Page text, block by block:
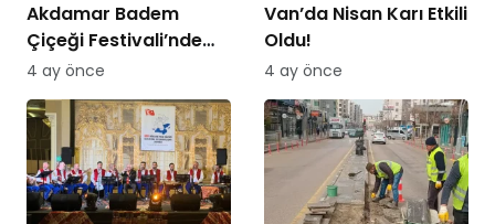
Akdamar Badem
Çiçeği Festivali’nde
Bisiklet Turu Heyecanı
4 ay önce
Van’da Nisan Karı Etkili
Oldu!
4 ay önce